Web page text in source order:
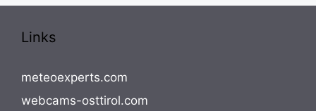
Links
meteoexperts.com
webcams-osttirol.com